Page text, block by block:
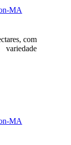
MA
com
MA